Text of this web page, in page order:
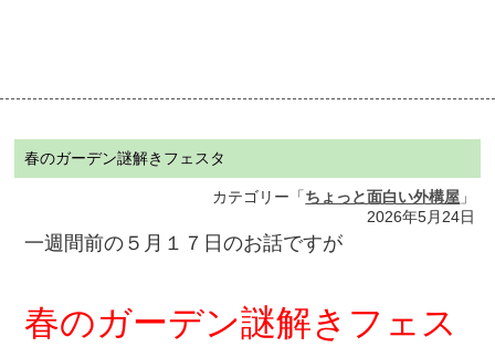
春のガーデン謎解きフェスタ
カテゴリー「ちょっと面白い外構屋 」
2026年5月24日
一週間前の５月１７日のお話ですが
春のガーデン謎解きフェス